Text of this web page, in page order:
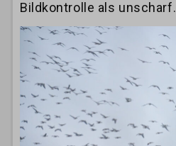
Bildkontrolle als unscharf.